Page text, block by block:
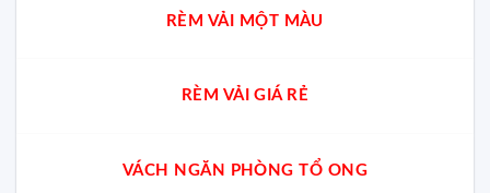
RÈM VẢI MỘT MÀU
RÈM VẢI GIÁ RẺ
VÁCH NGĂN PHÒNG TỔ ONG